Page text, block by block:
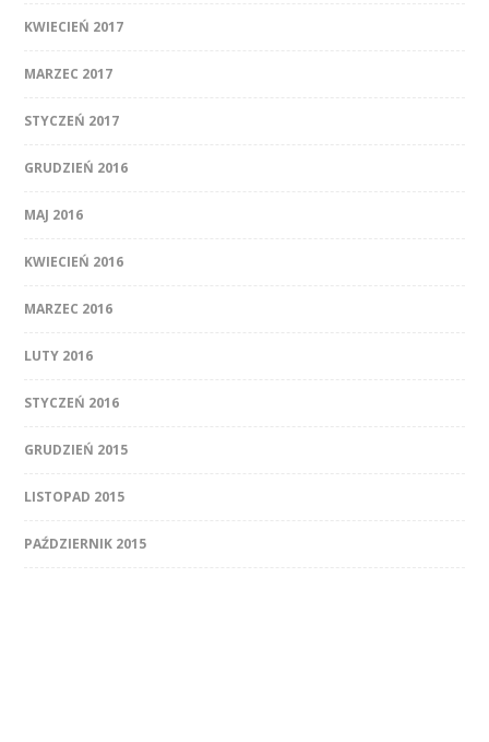
KWIECIEŃ 2017
MARZEC 2017
STYCZEŃ 2017
GRUDZIEŃ 2016
MAJ 2016
KWIECIEŃ 2016
MARZEC 2016
LUTY 2016
STYCZEŃ 2016
GRUDZIEŃ 2015
LISTOPAD 2015
PAŹDZIERNIK 2015